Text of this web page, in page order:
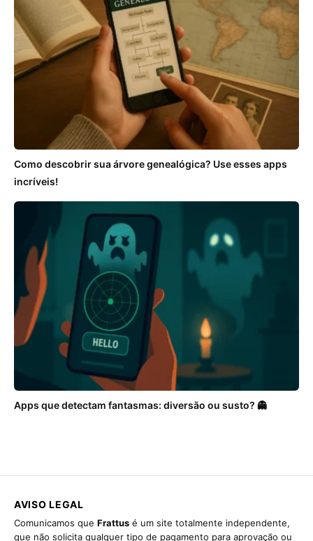
Como descobrir sua árvore genealógica? Use esses apps
incríveis!
Apps que detectam fantasmas: diversão ou susto? 👻
AVISO LEGAL
Comunicamos que Frattus é um site totalmente independente,
que não solicita qualquer tipo de pagamento para aprovação ou